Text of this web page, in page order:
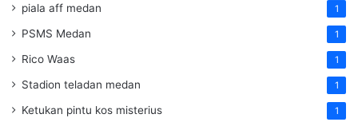
piala aff medan 1
PSMS Medan 1
Rico Waas 1
Stadion teladan medan 1
Ketukan pintu kos misterius 1